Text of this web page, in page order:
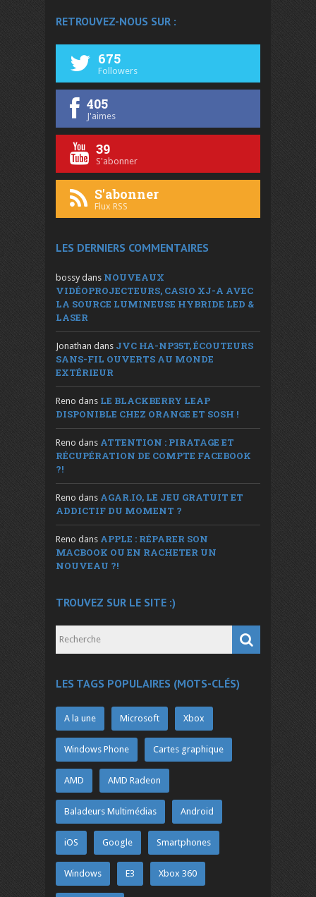
RETROUVEZ-NOUS SUR :
675
Followers
405
J'aimes
39
S'abonner
S'abonner
Flux RSS
LES DERNIERS COMMENTAIRES
bossy dans NOUVEAUX
VIDÉOPROJECTEURS, CASIO XJ-A AVEC
LA SOURCE LUMINEUSE HYBRIDE LED &
LASER
Jonathan dans JVC HA-NP35T, ÉCOUTEURS
SANS-FIL OUVERTS AU MONDE
EXTÉRIEUR
Reno dans LE BLACKBERRY LEAP
DISPONIBLE CHEZ ORANGE ET SOSH !
Reno dans ATTENTION : PIRATAGE ET
RÉCUPÉRATION DE COMPTE FACEBOOK
?!
Reno dans AGAR.IO, LE JEU GRATUIT ET
ADDICTIF DU MOMENT ?
Reno dans APPLE : RÉPARER SON
MACBOOK OU EN RACHETER UN
NOUVEAU ?!
TROUVEZ SUR LE SITE :)
LES TAGS POPULAIRES (MOTS-CLÉS)
A la une Microsoft Xbox
Windows Phone Cartes graphique
AMD AMD Radeon
Baladeurs Multimédias Android
iOS Google Smartphones
Windows E3 Xbox 360